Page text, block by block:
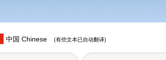
中国 Chinese (有些文本已自动翻译)